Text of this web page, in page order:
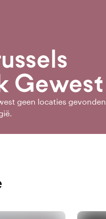
Gewest
geen locaties